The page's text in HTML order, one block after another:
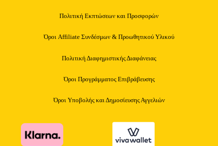
Πολιτική Εκπτώσεων και Προσφορών
Όροι Affiliate Συνδέσμων & Προωθητικού Υλικού
Πολιτική Διαφημιστικής Διαφάνειας
Όροι Προγράμματος Επιβράβευσης
Όροι Υποβολής και Δημοσίευσης Αγγελιών